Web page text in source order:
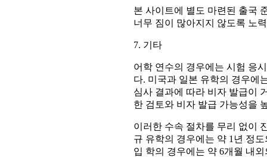
본 사이트에 별도 마련된 출국
너무 짐이 많아지지 않도록 노
7. 기타
어학 연수의 경우에는 시험 응
다. 미국과 일본 유학의 경우에
심사 결과에 따라 비자 발급이
한 검토와 비자 발급 가능성을
이러한 수속 절차를 무리 없이
규 유학의 경우에는 약 1년 정
입 학의 경우에는 약 6개월 내